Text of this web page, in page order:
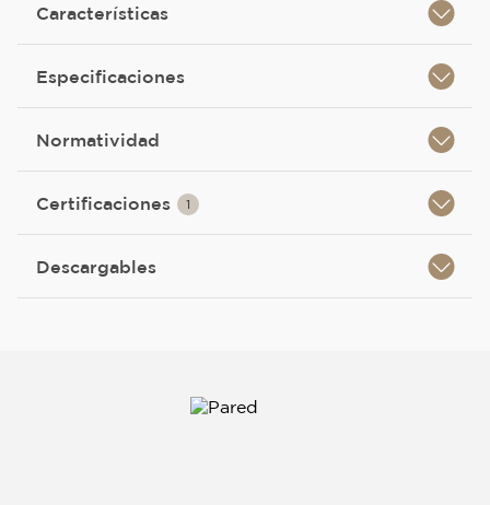
Características
Especificaciones
Normatividad
Certificaciones 1
Descargables